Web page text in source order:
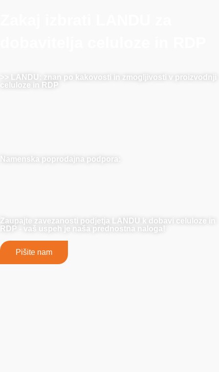
>> LANDU: znan po kakovosti in zmogljivosti v proizvodnji
celuloze in RDP
Namenska poprodajna podpora:
Zaupajte zavezanosti podjetja LANDU k dobavi celuloze in
RDP - vaš uspeh je naša prednostna naloga!
Pišite nam